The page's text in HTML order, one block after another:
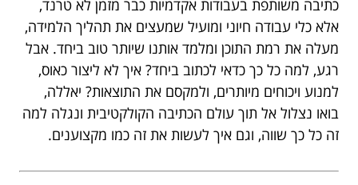
כתיבה משותפת בעבודות אקדמיות כבר מזמן לא טרנד,
אלא כלי עבודה חיוני ומועיל שמעצים את תהליך הלמידה,
מעלה את רמת התוכן ומלמד אותנו שיותר טוב ביחד. אבל
רגע, למה כל כך כדאי לכתוב ביחד? איך לא ליצור כאוס,
למנוע ויכוחים מיותרים, ולמקסם את התוצאות? יאללה,
בואו נצלול אל תוך עולם הכתיבה הקולקטיבית ונגלה למה
זה כל כך שווה, וגם איך לעשות את זה כמו מקצוענים.